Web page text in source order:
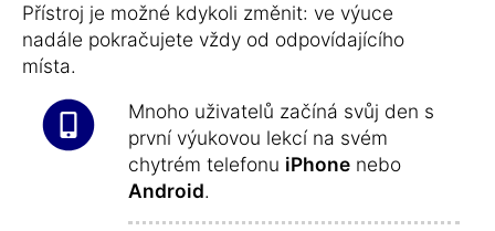
Přístroj je možné kdykoli změnit: ve výuce
nadále pokračujete vždy od odpovídajícího
místa.
Mnoho uživatelů začíná svůj den s
první výukovou lekcí na svém
chytrém telefonu iPhone nebo
Android.